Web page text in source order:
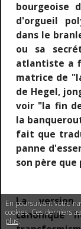
En poursuivant votre
cookies. Ces derniers
plus.
bourgeoise
d'orgueil
dans le
ou sa
atlantiste a
matrice de
de Hegel,
voir "la fin
la
fait que
panne
son père
La
canonique